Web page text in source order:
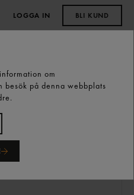
LOGGA IN BLI KUND
om
besök på denna webbplats